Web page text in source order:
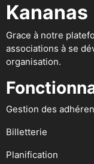
Kananas
Grace à notre
associations à se
organisation.
Gestion des
Billetterie
Planification